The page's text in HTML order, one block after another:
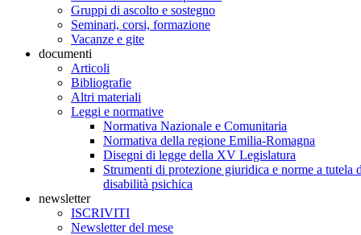
Gruppi di ascolto e sostegno
Seminari, corsi, formazione
Vacanze e gite
documenti
Articoli
Bibliografie
Altri materiali
Leggi e normative
Normativa Nazionale e Comunitaria
Normativa della regione Emilia-Romagna
Disegni di legge della XV Legislatura
Strumenti di protezione giuridica e norme a tutela
disabilità psichica
newsletter
ISCRIVITI
Newsletter del mese